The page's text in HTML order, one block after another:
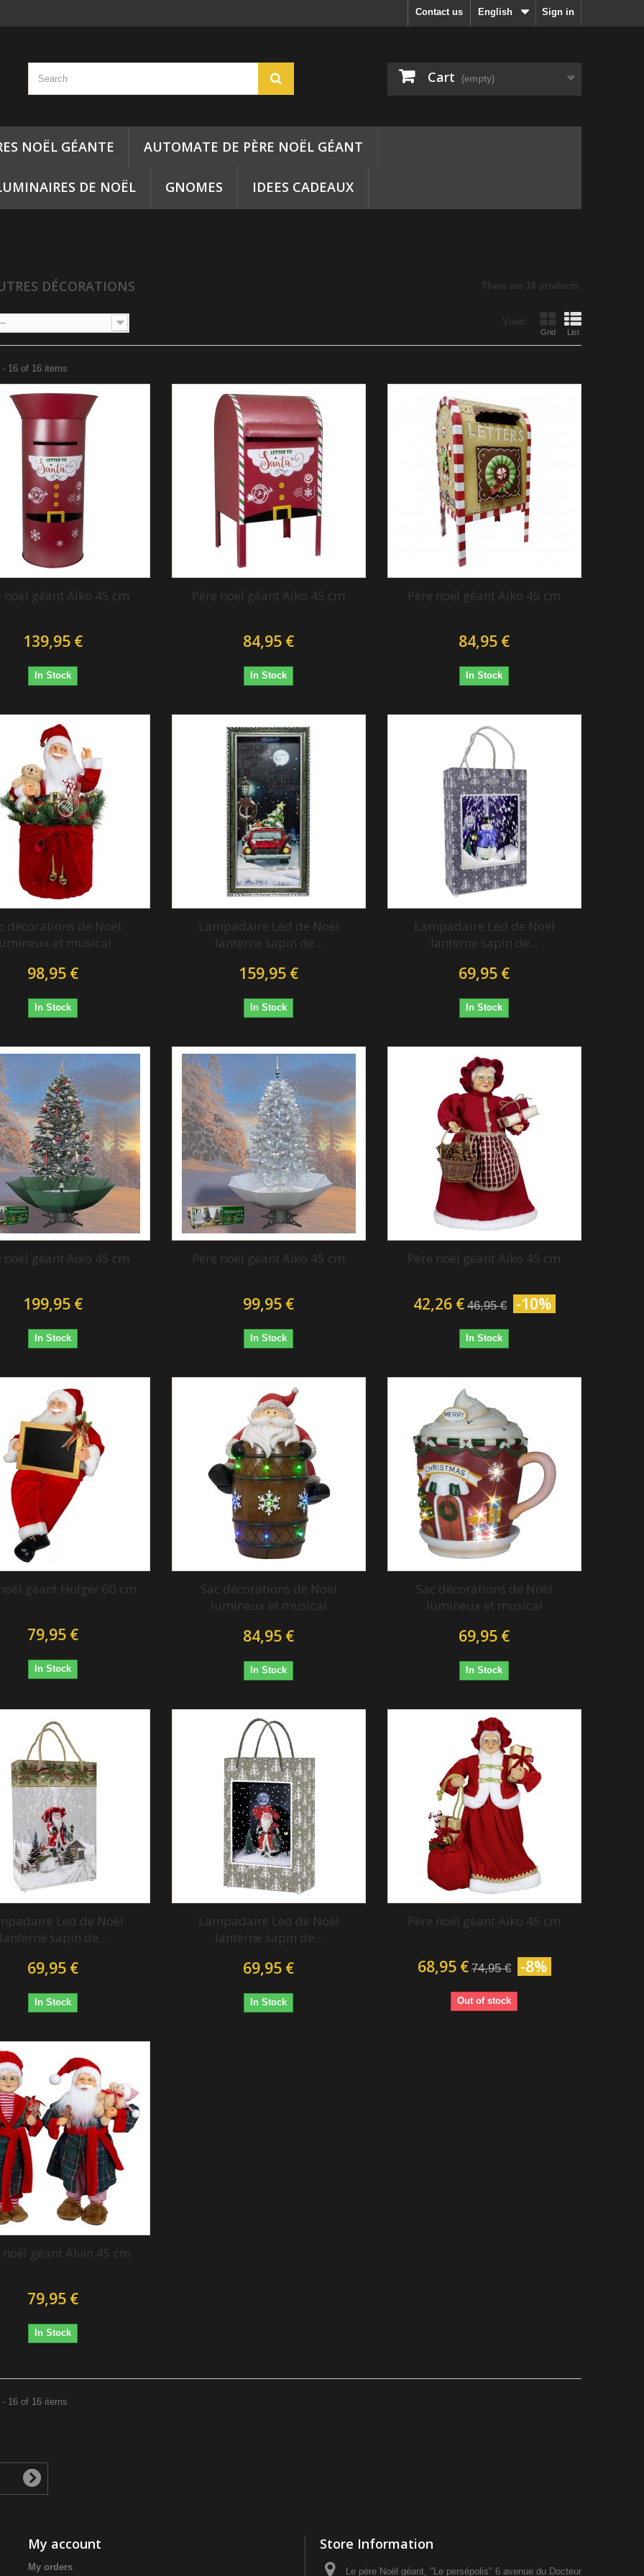
Sign in
English
Contact us
Cart (empty)
NOËL GÉANTE AUTOMATE DE PÈRE NOËL GÉANT
DE NOËL GNOMES IDEES CADEAUX
DÉCORATIONS There are 16 products.
View:
Grid List
--
16 of 16 items
noël géant Aiko 45 cm
139,95 €
In Stock
Père noël géant Aiko 45 cm
84,95 €
In Stock
Père noël géant Aiko 45 cm
84,95 €
In Stock
décorations de Noël
et musical
98,95 €
In Stock
Lampadaire Led de Noël
lanterne sapin de...
159,95 €
In Stock
Lampadaire Led de Noël
lanterne sapin de...
69,95 €
In Stock
noël géant Aiko 45 cm
199,95 €
In Stock
Père noël géant Aiko 45 cm
99,95 €
In Stock
Père noël géant Aiko 45 cm
42,26 € 46,95 € -10%
In Stock
géant Holger 60 cm
79,95 €
In Stock
Sac décorations de Noël
lumineux et musical
84,95 €
In Stock
Sac décorations de Noël
lumineux et musical
69,95 €
In Stock
Led de Noël
sapin de...
69,95 €
In Stock
Lampadaire Led de Noël
lanterne sapin de...
69,95 €
In Stock
Père noël géant Aiko 45 cm
68,95 € 74,95 € -8%
Out of stock
noël géant Alvin 45 cm
79,95 €
In Stock
16 of 16 items
My account
My orders
Store Information
Le père Noël géant, "Le persépolis" 6 avenue du Docteur